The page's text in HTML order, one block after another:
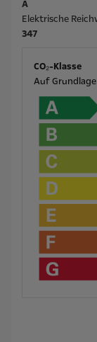
A
Elektrische
347
CO₂-Klasse
Auf Grundlage